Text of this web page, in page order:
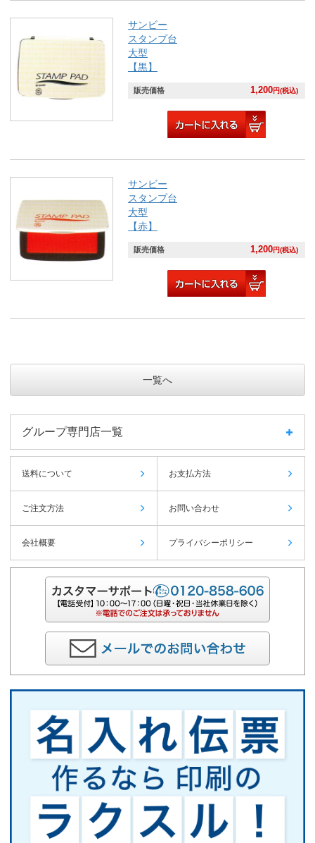
サンビー
スタンプ台
大型
【黒】
販売価格 1,200円(税込)
サンビー
スタンプ台
大型
【赤】
販売価格 1,200円(税込)
一覧へ
グループ専門店一覧
送料について お支払方法
ご注文方法 お問い合わせ
会社概要 プライバシーポリシー